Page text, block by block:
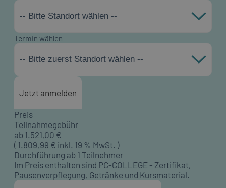
-- Bitte Standort wählen --
Termin wählen
-- Bitte zuerst Standort wählen --
Jetzt anmelden
Preis
Teilnahmegebühr
ab 1.521,00 €
( 1.809,99 € inkl. 19 % MwSt. )
Durchführung ab 1 Teilnehmer
Im Preis enthalten sind PC-COLLEGE - Zertifikat,
Pausenverpflegung, Getränke und Kursmaterial.